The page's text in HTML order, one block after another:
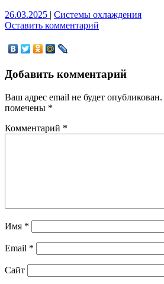
26.03.2025 | Системы охлаждения
Оставить комментарий
Добавить комментарий
Ваш адрес email не будет опубликован.
помечены *
Комментарий *
Имя *
Email *
Сайт